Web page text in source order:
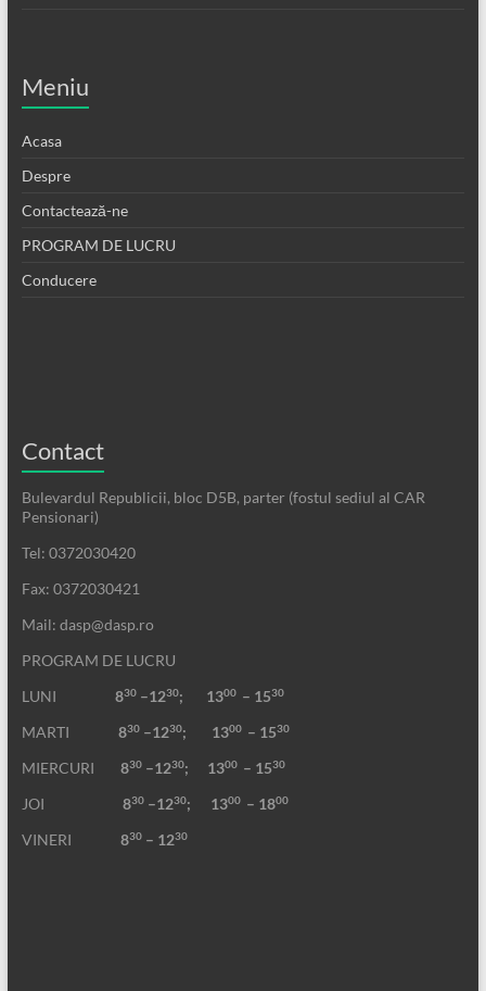
Meniu
Acasa
Despre
Contactează-ne
PROGRAM DE LUCRU
Conducere
Contact
Bulevardul Republicii, bloc D5B, parter (fostul sediul al CAR
Pensionari)
Tel: 0372030420
Fax: 0372030421
Mail: dasp@dasp.ro
PROGRAM DE LUCRU
LUNI
830–1230; 1300 – 1530
MARTI 830–1230; 1300 – 1530
MIERCURI 830–1230; 1300 – 1530
JOI 830–1230; 1300 – 1800
VINERI 830– 1230